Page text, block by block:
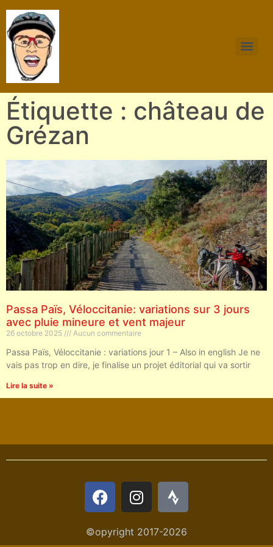
Étiquette : château de
Grézan
Passa Païs, Véloccitanie: variations sur 3 jours
avec pluie mineure et vent majeur
26 octobre 2025 Aucun commentaire
Passa Païs, Véloccitanie : variations jour 1 – Also in english Je ne
vais pas trop en dire, je finalise un projet éditorial qui va sortir
Lire la suite »
©opyright 2017-2026